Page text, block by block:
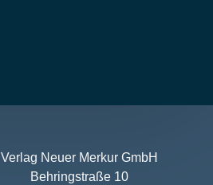
Verlag Neuer Merkur GmbH
Behringstraße 10